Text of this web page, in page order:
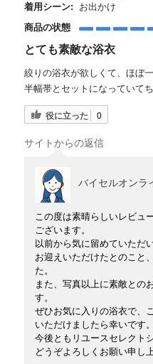
着用シーン:
お出かけ
商品の状態
とても素敵な浴衣
絞りの浴衣が欲しくて、ほぼ
半幅帯とセットになっていて
役に立った 0
サイトからの返信
バイセルオンラ
この度は素晴らしいレビュ
ございます。
以前から気に留めていただ
お迎えいただけたとのこと
た。
また、写真以上に素敵との
す。
ぜひお気に入りの浴衣で、
いただけましたら幸いです。
今後ともリユースセレクト
どうぞよろしくお願い申し